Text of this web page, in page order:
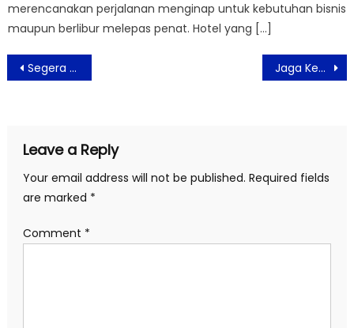
merencanakan perjalanan menginap untuk kebutuhan bisnis
maupun berlibur melepas penat. Hotel yang […]
Post
navigation
Segera Hadir Music Mathers From Wanderful Indonesia Jaga Keselamatan Masyarakat Saat Pandemi, Pospera Tunda Aksi
Leave a Reply
Your email address will not be published. Required fields
are marked *
Comment *